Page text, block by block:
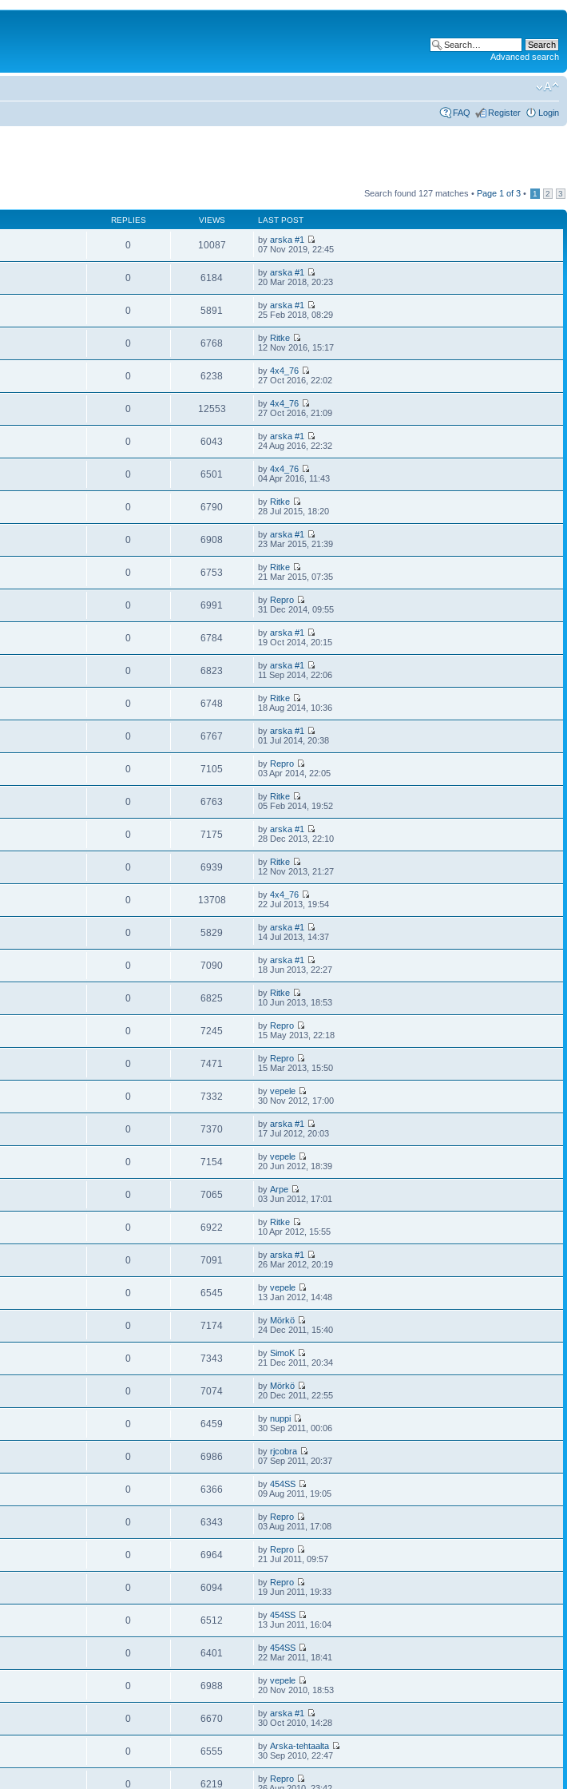
Advanced search
FAQ Register Login
Search found 127 matches • Page 1 of 3 • 1 2 3
REPLIES VIEWS LAST POST
0 10087 byarska #1
07 Nov 2019, 22:45
0 6184 byarska #1
20 Mar 2018, 20:23
0 5891 byarska #1
25 Feb 2018, 08:29
0 6768 by Ritke
12 Nov 2016, 15:17
0 6238 by4x4_76
27 Oct 2016, 22:02
0 12553 by4x4_76
27 Oct 2016, 21:09
0 6043 byarska #1
24 Aug 2016, 22:32
0 6501 by4x4_76
04 Apr 2016, 11:43
0 6790 by Ritke
28 Jul 2015, 18:20
0 6908 byarska #1
23 Mar 2015, 21:39
0 6753 by Ritke
21 Mar 2015, 07:35
0 6991 by Repro
31 Dec 2014, 09:55
0 6784 byarska #1
19 Oct 2014, 20:15
0 6823 byarska #1
11 Sep 2014, 22:06
0 6748 by Ritke
18 Aug 2014, 10:36
0 6767 byarska #1
01 Jul 2014, 20:38
0 7105 by Repro
03 Apr 2014, 22:05
0 6763 by Ritke
05 Feb 2014, 19:52
0 7175 byarska #1
28 Dec 2013, 22:10
0 6939 by Ritke
12 Nov 2013, 21:27
0 13708 by4x4_76
22 Jul 2013, 19:54
0 5829 byarska #1
14 Jul 2013, 14:37
0 7090 byarska #1
18 Jun 2013, 22:27
0 6825 by Ritke
10 Jun 2013, 18:53
0 7245 by Repro
15 May 2013, 22:18
0 7471 by Repro
15 Mar 2013, 15:50
0 7332 byvepele
30 Nov 2012, 17:00
0 7370 byarska #1
17 Jul 2012, 20:03
0 7154 byvepele
20 Jun 2012, 18:39
0 7065 byArpe
03 Jun 2012, 17:01
0 6922 by Ritke
10 Apr 2012, 15:55
0 7091 byarska #1
26 Mar 2012, 20:19
0 6545 byvepele
13 Jan 2012, 14:48
0 7174 by Mörkö
24 Dec 2011, 15:40
0 7343 bySimoK
21 Dec 2011, 20:34
0 7074 by Mörkö
20 Dec 2011, 22:55
0 6459 bynuppi
30 Sep 2011, 00:06
0 6986 byrjcobra
07 Sep 2011, 20:37
0 6366 by454SS
09 Aug 2011, 19:05
0 6343 by Repro
03 Aug 2011, 17:08
0 6964 by Repro
21 Jul 2011, 09:57
0 6094 by Repro
19 Jun 2011, 19:33
0 6512 by454SS
13 Jun 2011, 16:04
0 6401 by454SS
22 Mar 2011, 18:41
0 6988 byvepele
20 Nov 2010, 18:53
0 6670 byarska #1
30 Oct 2010, 14:28
0 6555 byArska-tehtaalta
30 Sep 2010, 22:47
0 6219 by Repro